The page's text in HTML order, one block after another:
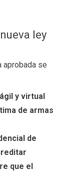
ley
aprobada se
y virtual
de armas
de
que el